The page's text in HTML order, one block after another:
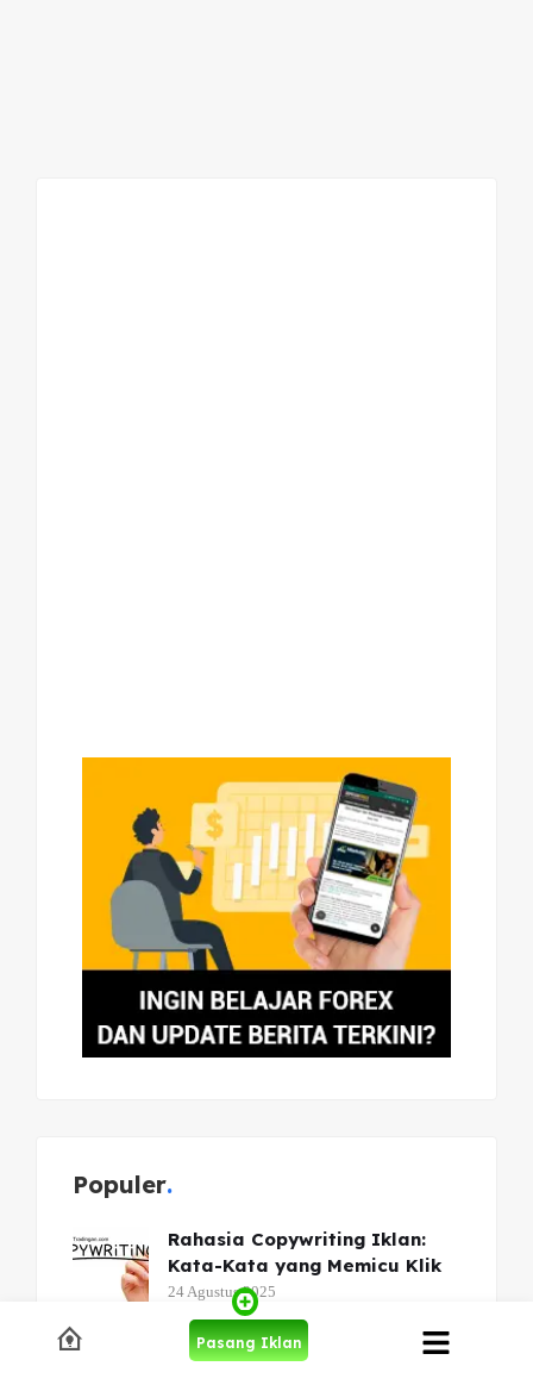
Populer
Rahasia Copywriting Iklan:
Kata-Kata yang Memicu Klik
24 Agustus 2025
Panduan Lengkap SEO On-
Page dan Off-Page untuk
Pasang Iklan